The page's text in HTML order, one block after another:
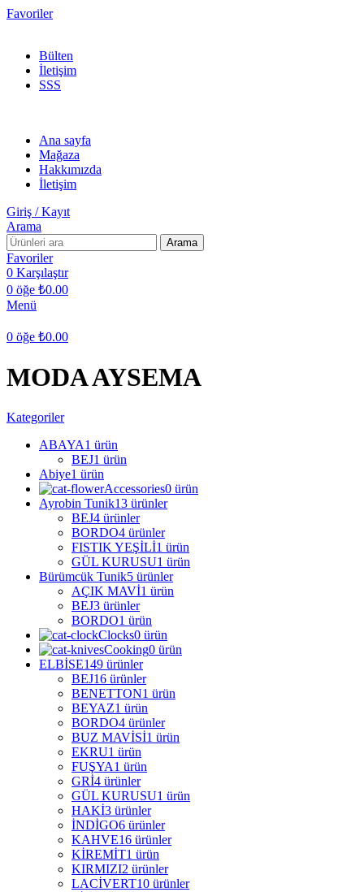
Favoriler
Bülten
İletişim
SSS
Ana sayfa
Mağaza
Hakkımızda
İletişim
Giriş / Kayıt
Arama
Arama
Favoriler
0 Karşılaştır
0 öğe ₺0.00
Menü
0 öğe ₺0.00
MODA AYSEMA
Kategoriler
ABAYA1 ürün
BEJ1 ürün
Abiye1 ürün
Accessories0 ürün
Ayrobin Tunik13 ürünler
BEJ4 ürünler
BORDO4 ürünler
FISTIK YEŞİLİ1 ürün
GÜL KURUSU1 ürün
Bürümcük Tunik5 ürünler
AÇIK MAVİ1 ürün
BEJ3 ürünler
BORDO1 ürün
Clocks0 ürün
Cooking0 ürün
ELBİSE149 ürünler
BEJ16 ürünler
BENETTON1 ürün
BEYAZ1 ürün
BORDO4 ürünler
BUZ MAVİSİ1 ürün
EKRU1 ürün
FUŞYA1 ürün
GRİ4 ürünler
GÜL KURUSU1 ürün
HAKİ3 ürünler
İNDİGO6 ürünler
KAHVE16 ürünler
KİREMİT1 ürün
KIRMIZI2 ürünler
LACİVERT10 ürünler